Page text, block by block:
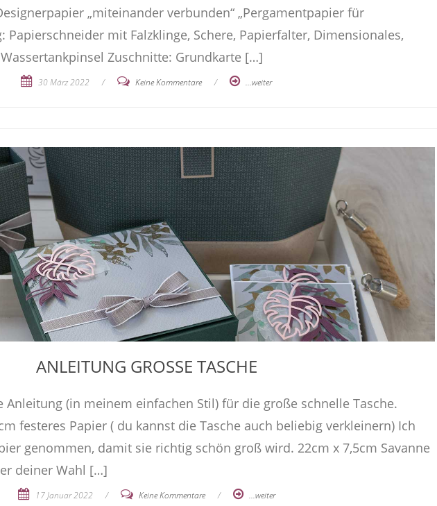
„miteinander verbunden“ „Pergamentpapier für
Papierschneider mit Falzklinge, Schere, Papierfalter, Dimensionales,
Zuschnitte: Grundkarte […]
30 März 2022 / Keine Kommentare / ...weiter
ANLEITUNG GROSSE TASCHE
Anleitung (in meinem einfachen Stil) für die große schnelle Tasche.
festeres Papier ( du kannst die Tasche auch beliebig verkleinern) Ich
genommen, damit sie richtig schön groß wird. 22cm x 7,5cm Savanne
deiner Wahl […]
17 Januar 2022 / Keine Kommentare / ...weiter